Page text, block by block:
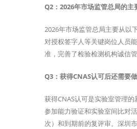
Q2：2026年市场监管总局的主
2026年市场监管总局主要从以
对授权签字人等关键岗位人员
准，完善了检验检测机构诚信
Q3：获得CNAS认可后还需要
获得CNAS认可是实验室管理
参加能力验证和实验室间比对
次）和到期前的复评审。深圳